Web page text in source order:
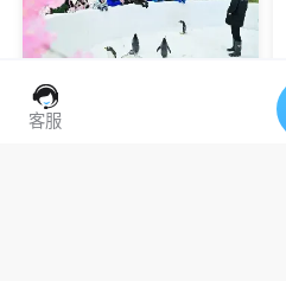
廣州熱雪奇跡2026暑期
客服